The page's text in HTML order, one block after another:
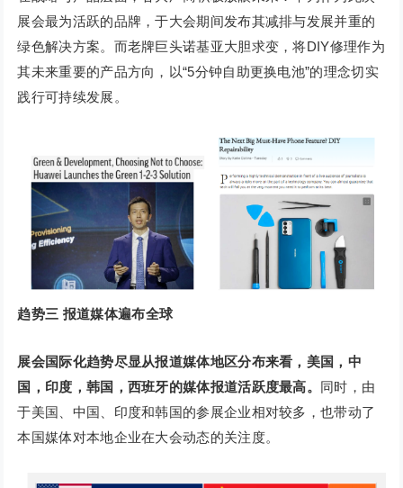
展会最为活跃的品牌，于大会期间发布其减排与发展并重的
绿色解决方案。而老牌巨头诺基亚大胆求变，将DIY修理作为
其未来重要的产品方向，以“5分钟自助更换电池”的理念切实
践行可持续发展。
趋势三 报道媒体遍布全球
展会国际化趋势尽显从报道媒体地区分布来看，美国，中
国，印度，韩国，西班牙的媒体报道活跃度最高。 同时，由
于美国、中国、印度和韩国的参展企业相对较多，也带动了
本国媒体对本地企业在大会动态的关注度。